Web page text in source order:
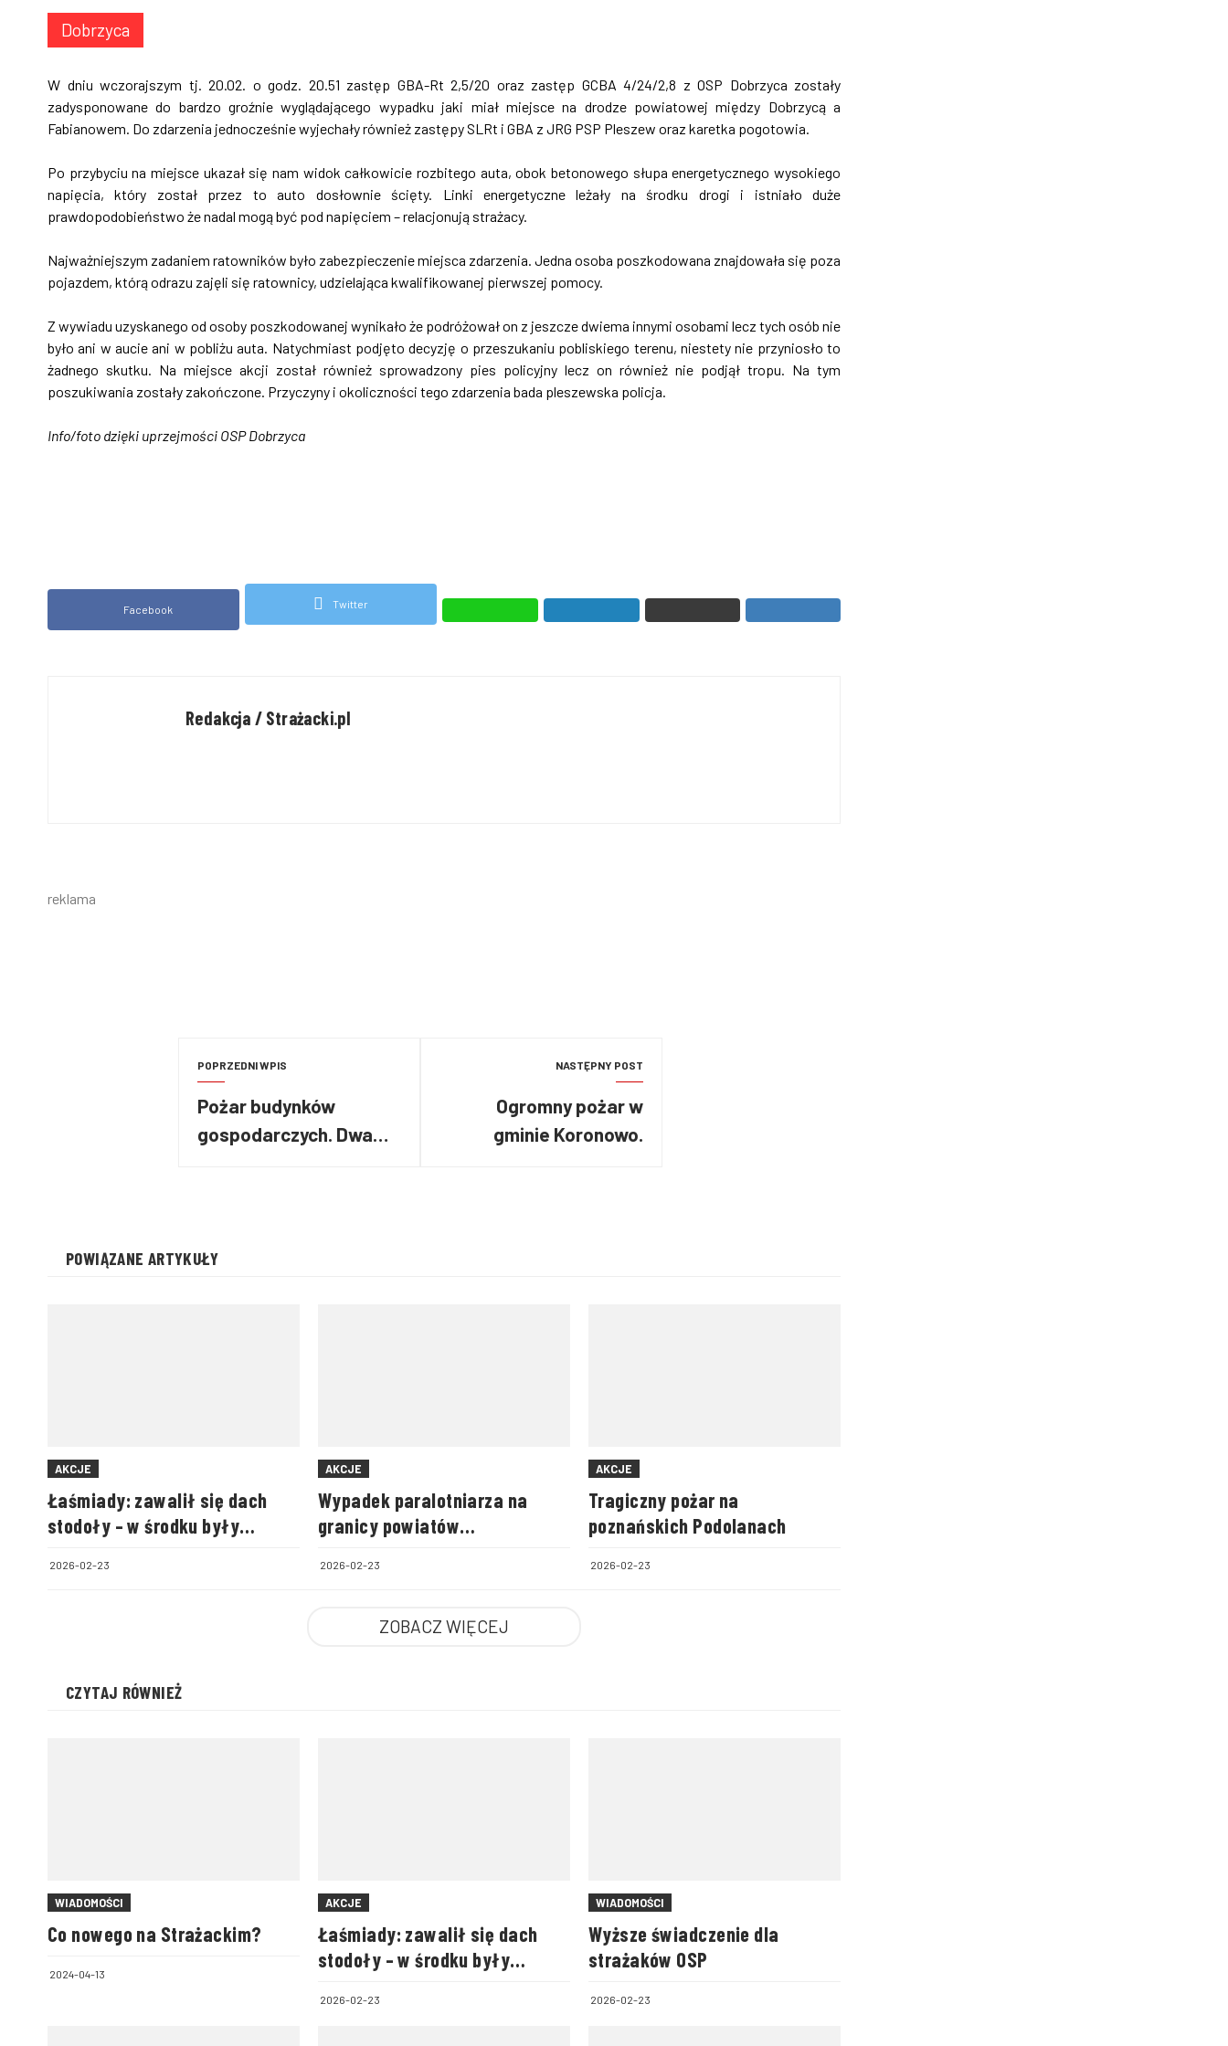
Dobrzyca
W dniu wczorajszym tj. 20.02. o godz. 20.51 zastęp GBA-Rt 2,5/20 oraz zastęp GCBA 4/24/2,8 z OSP Dobrzyca zostały
zadysponowane do bardzo groźnie wyglądającego wypadku jaki miał miejsce na drodze powiatowej między Dobrzycą a
Fabianowem. Do zdarzenia jednocześnie wyjechały również zastępy SLRt i GBA z JRG PSP Pleszew oraz karetka pogotowia.
Po przybyciu na miejsce ukazał się nam widok całkowicie rozbitego auta, obok betonowego słupa energetycznego wysokiego
napięcia, który został przez to auto dosłownie ścięty. Linki energetyczne leżały na środku drogi i istniało duże
prawdopodobieństwo że nadal mogą być pod napięciem – relacjonują strażacy.
Najważniejszym zadaniem ratowników było zabezpieczenie miejsca zdarzenia. Jedna osoba poszkodowana znajdowała się poza
pojazdem, którą odrazu zajęli się ratownicy, udzielająca kwalifikowanej pierwszej pomocy.
Z wywiadu uzyskanego od osoby poszkodowanej wynikało że podróżował on z jeszcze dwiema innymi osobami lecz tych osób nie
było ani w aucie ani w pobliżu auta. Natychmiast podjęto decyzję o przeszukaniu pobliskiego terenu, niestety nie przyniosło to
żadnego skutku. Na miejsce akcji został również sprowadzony pies policyjny lecz on również nie podjął tropu. Na tym
poszukiwania zostały zakończone. Przyczyny i okoliczności tego zdarzenia bada pleszewska policja.
Info/foto dzięki uprzejmości OSP Dobrzyca
Facebook Twitter
Redakcja / Strażacki.pl
reklama
POPRZEDNI WPIS
Pożar budynków
gospodarczych. Dwa
NASTĘPNY POST
Ogromny pożar w
gminie Koronowo.
POWIĄZANE ARTYKUŁY
AKCJE
Łaśmiady: zawalił się dach
stodoły – w środku były
2026-02-23
AKCJE
Wypadek paralotniarza na
granicy powiatów
2026-02-23
AKCJE
Tragiczny pożar na
poznańskich Podolanach
2026-02-23
ZOBACZ WIĘCEJ
CZYTAJ RÓWNIEŻ
WIADOMOŚCI
Co nowego na Strażackim?
2024-04-13
AKCJE
Łaśmiady: zawalił się dach
stodoły – w środku były
2026-02-23
WIADOMOŚCI
Wyższe świadczenie dla
strażaków OSP
2026-02-23